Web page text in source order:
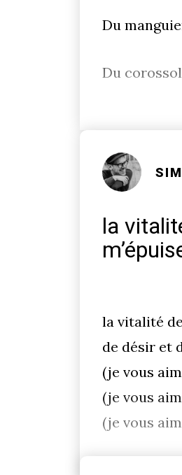
Du
Du
la
la vitalité
de désir et
(je vous
(je vous
(je vous